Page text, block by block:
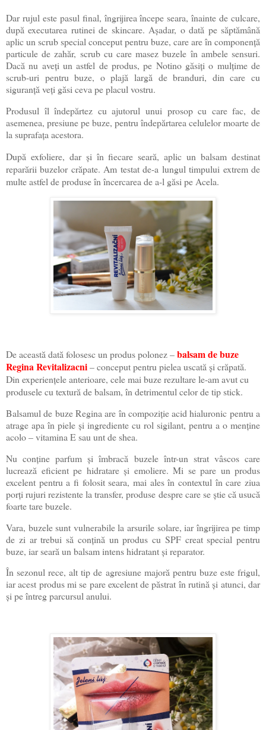
Dar rujul este pasul final, îngrijirea începe seara, înainte de culcare,
după executarea rutinei de skincare. Așadar, o dată pe săptămână
aplic un scrub special conceput pentru buze, care are în componență
particule de zahăr, scrub cu care masez buzele în ambele sensuri.
Dacă nu aveți un astfel de produs, pe Notino găsiți o mulțime de
scrub-uri pentru buze, o plajă largă de branduri, din care cu
siguranță veți găsi ceva pe placul vostru.
Produsul îl îndepărtez cu ajutorul unui prosop cu care fac, de
asemenea, presiune pe buze, pentru îndepărtarea celulelor moarte de
la suprafața acestora.
După exfoliere, dar și în fiecare seară, aplic un balsam destinat
reparării buzelor crăpate. Am testat de-a lungul timpului extrem de
multe astfel de produse în încercarea de a-l găsi pe Acela.
De această dată folosesc un produs polonez –balsam de buze
Regina Revitalizacni– conceput pentru pielea uscată și crăpată.
Din experiențele anterioare, cele mai buze rezultare le-am avut cu
produsele cu textură de balsam, în detrimentul celor de tip stick.
Balsamul de buze Regina are în compoziție acid hialuronic pentru a
atrage apa în piele și ingrediente cu rol sigilant, pentru a o menține
acolo – vitamina E sau unt de shea.
Nu conține parfum și îmbracă buzele într-un strat vâscos care
lucrează eficient pe hidratare și emoliere. Mi se pare un produs
excelent pentru a fi folosit seara, mai ales în contextul în care ziua
porți rujuri rezistente la transfer, produse despre care se știe că usucă
foarte tare buzele.
Vara, buzele sunt vulnerabile la arsurile solare, iar îngrijirea pe timp
de zi ar trebui să conțină un produs cu SPF creat special pentru
buze, iar seară un balsam intens hidratant și reparator.
În sezonul rece, alt tip de agresiune majoră pentru buze este frigul,
iar acest produs mi se pare excelent de păstrat în rutină și atunci, dar
și pe întreg parcursul anului.